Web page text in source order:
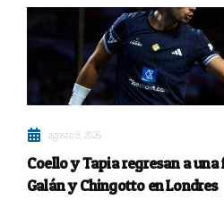
agosto 8, 2026
Coello y Tapia regresan a
Galán y Chingotto en Londres